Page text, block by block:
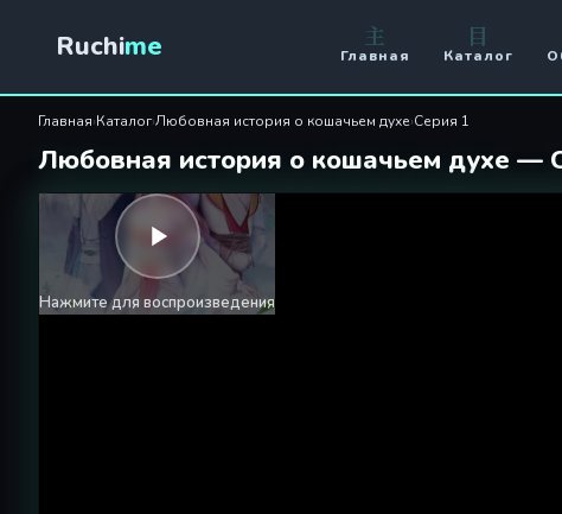
Любовная история о
Ruchime 主
Главная
目
Каталог
Главная›Каталог›Любовная история о кошачьем духе›Серия 1
Любовная история о кошачьем духе —
Нажмите для воспроизведения